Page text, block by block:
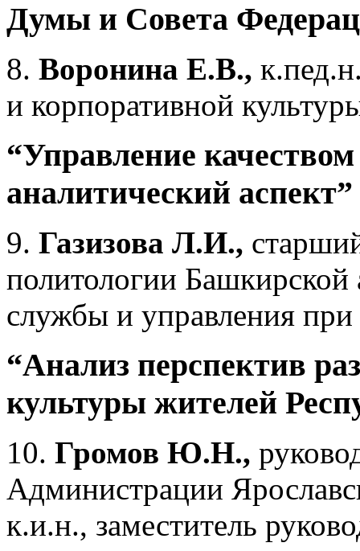
Думы и Совета
8. Воронина Е.В.,
и корпоративной
“Управление
аналитический аспект”
9. Газизова Л.И.,
политологии Башкирской
службы и управления
“Анализ перспектив
культуры жителей
10. Громов Ю.Н.,
Администрации
к.и.н., заместитель